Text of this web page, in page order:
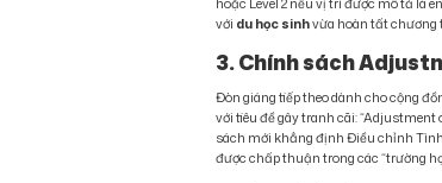
với du học sinhvừa hoàn tất
3. Chính sách
Đòn giáng tiếp theo dành cho cộng
với tiêu đề gây tranh cãi:
sách mới khẳng định Điều chỉnh
được chấp thuận trong các “trường